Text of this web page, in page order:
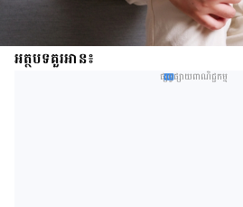
អត្ថបទគួរអាន៖
ផ្សព្វផ្សាយពាណិជ្ជកម្ម